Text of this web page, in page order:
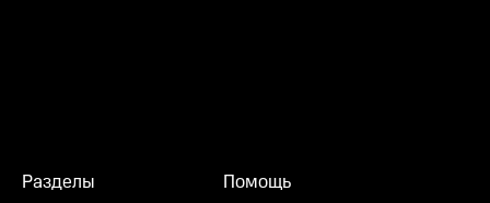
Разделы Помощь